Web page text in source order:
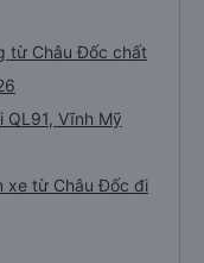
từ Châu Đốc chất
QL91, Vĩnh Mỹ
xe từ Châu Đốc đi